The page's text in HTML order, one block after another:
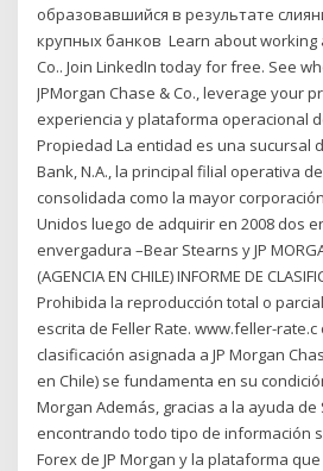
образовавшийся в результате
крупных банков Learn about working
Co.. Join LinkedIn today for free. See
JPMorgan Chase & Co., leverage your
experiencia y plataforma operacional
Propiedad La entidad es una sucursal
Bank, N.A., la principal filial operativa
consolidada como la mayor
Unidos luego de adquirir en 2008 dos
envergadura –Bear Stearns y JP
(AGENCIA EN CHILE) INFORME DE
Prohibida la reproducción total o
escrita de Feller Rate. www.feller-rate.c
clasificación asignada a JP Morgan
en Chile) se fundamenta en su
Morgan Además, gracias a la ayuda
encontrando todo tipo de información
Forex de JP Morgan y la plataforma